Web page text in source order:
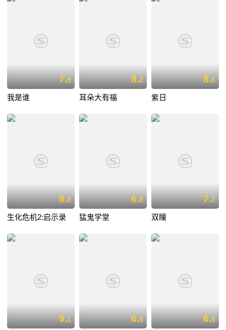
7.9
我是谁
8.2
耳朵大有福
8.6
紫日
8.0
生化危机2:启示录
6.8
猛鬼学堂
7.7
双瞳
9.1 6.5 6.9